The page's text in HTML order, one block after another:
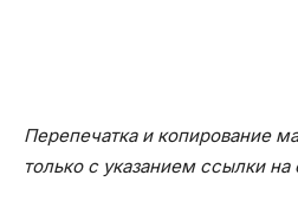
Перепечатка и копирование
только с указанием ссылки